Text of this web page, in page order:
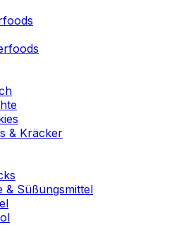
& Kräcker
& Süßungsmittel